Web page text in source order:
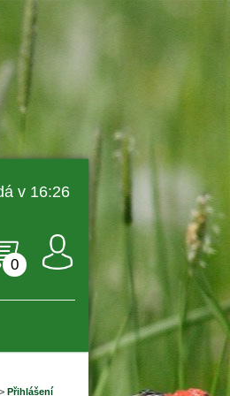
v 16:26
0
> Přihlášení